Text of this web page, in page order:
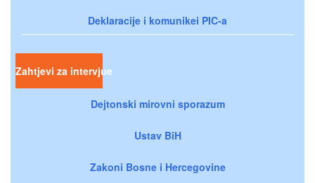
Deklaracije i komunikei PIC-a
Zahtjevi za intervjue
Dejtonski mirovni sporazum
Ustav BiH
Zakoni Bosne i Hercegovine